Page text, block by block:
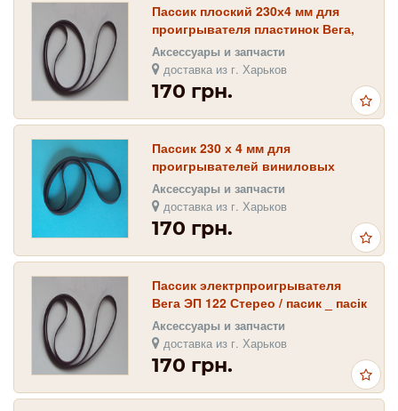
Пассик плоский 230х4 мм для
проигрывателя пластинок Вега,
Арктур
Аксессуары и запчасти
доставка из г. Харьков
170 грн.
Пассик 230 х 4 мм для
проигрывателей виниловых
пластинок Вега ( G-600 _ G-602 )
Аксессуары и запчасти
доставка из г. Харьков
170 грн.
Пассик электрпроигрывателя
Вега ЭП 122 Стерео / пасик _ пасік
Аксессуары и запчасти
доставка из г. Харьков
170 грн.